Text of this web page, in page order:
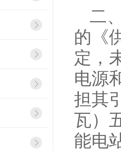
二
的《
定，
电源
担其
瓦）
能电